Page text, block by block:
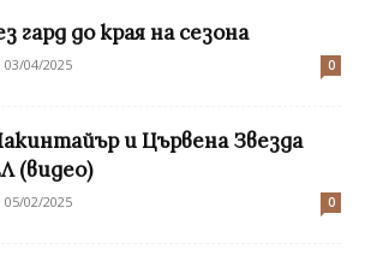
гард до края на сезона
03/04/2025 0
и Цървена Звезда
(видео)
05/02/2025 0